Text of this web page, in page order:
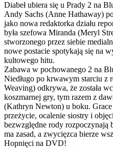
Diabeł ubiera się u Prady 2 na
Andy Sachs (Anne Hathaway)
jako nowa redaktorka działu
była szefowa Miranda (Meryl
stworzonego przez siebie
nowe postacie spotykają się na
kultowego hitu.
Zabawa w pochowanego 2 na
Niedługo po krwawym starciu z
Weaving) odkrywa, że została
koszmarnej gry, tym razem z
(Kathryn Newton) u boku. Grace
przeżycie, ocalenie siostry i
bezwzględne rody
ma zasad, a zwycięzca bierze
Hopnięci na DVD!